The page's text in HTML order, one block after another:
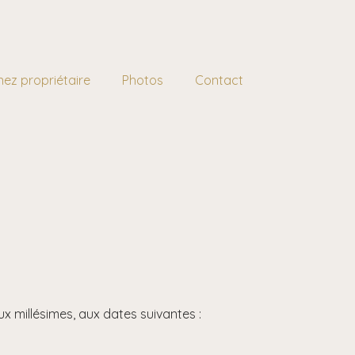
propriétaire Photos Contact
millésimes, aux dates suivantes :